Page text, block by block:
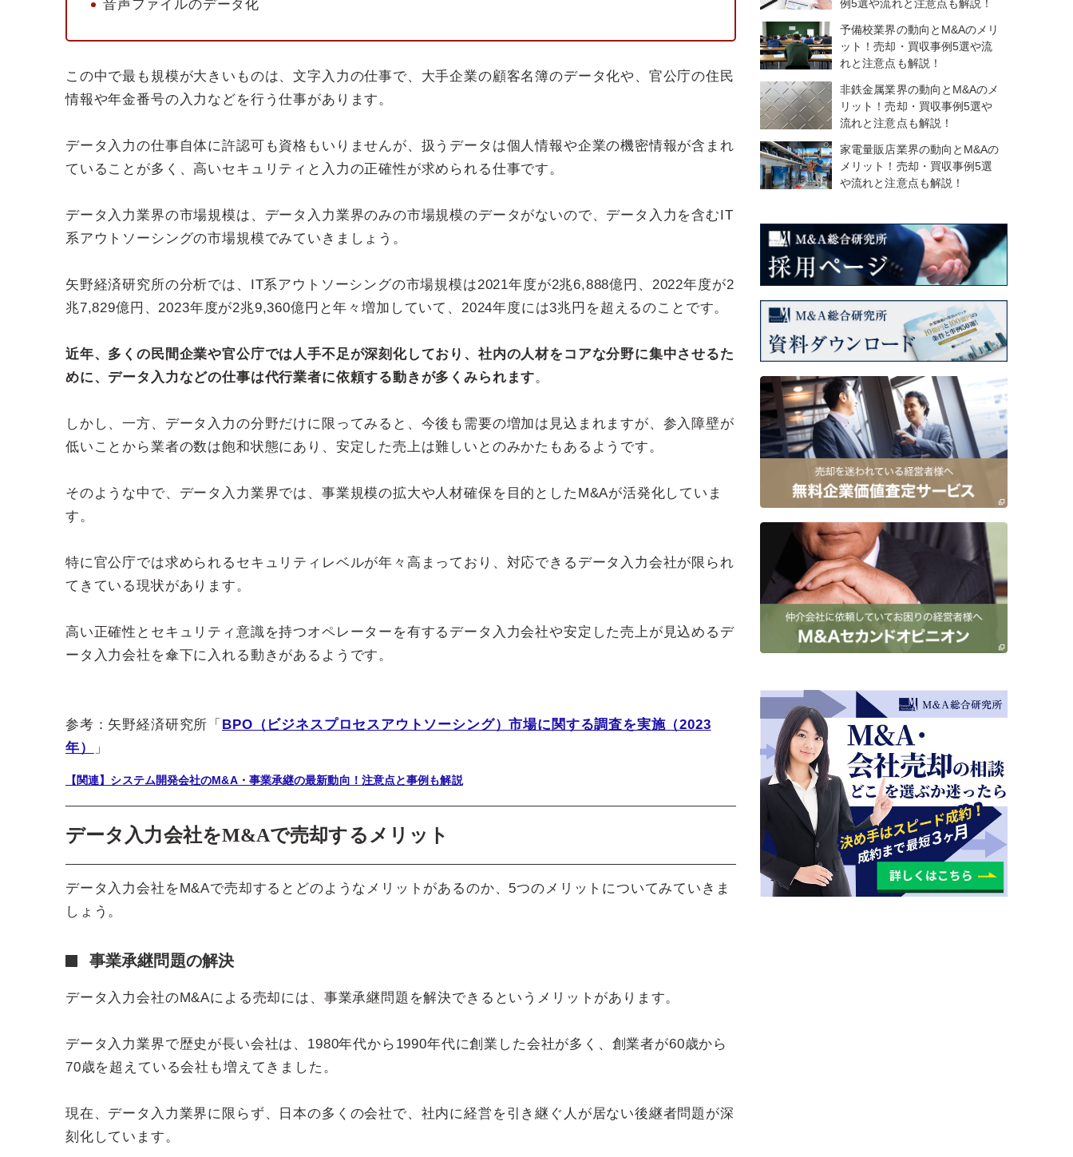
音声ファイルのデータ化
この中で最も規模が大きいものは、文字入力の仕事で、大手企業の顧客名簿のデータ化や、官公庁の住民
情報や年金番号の入力などを行う仕事があります。
データ入力の仕事自体に許認可も資格もいりませんが、扱うデータは個人情報や企業の機密情報が含まれ
ていることが多く、高いセキュリティと入力の正確性が求められる仕事です。
データ入力業界の市場規模は、データ入力業界のみの市場規模のデータがないので、データ入力を含むIT
系アウトソーシングの市場規模でみていきましょう。
矢野経済研究所の分析では、IT系アウトソーシングの市場規模は2021年度が2兆6,888億円、2022年度が2
兆7,829億円、2023年度が2兆9,360億円と年々増加していて、2024年度には3兆円を超えるのことです。
近年、多くの民間企業や官公庁では人手不足が深刻化しており、社内の人材をコアな分野に集中させるた
めに、データ入力などの仕事は代行業者に依頼する動きが多くみられます。
しかし、一方、データ入力の分野だけに限ってみると、今後も需要の増加は見込まれますが、参入障壁が
低いことから業者の数は飽和状態にあり、安定した売上は難しいとのみかたもあるようです。
そのような中で、データ入力業界では、事業規模の拡大や人材確保を目的としたM&Aが活発化していま
す。
特に官公庁では求められるセキュリティレベルが年々高まっており、対応できるデータ入力会社が限られ
てきている現状があります。
高い正確性とセキュリティ意識を持つオペレーターを有するデータ入力会社や安定した売上が見込めるデ
ータ入力会社を傘下に入れる動きがあるようです。
参考：矢野経済研究所「 BPO（ビジネスプロセスアウトソーシング）市場に関する調査を実施（2023
年）
」
【関連】システム開発会社のM&A・事業承継の最新動向！注意点と事例も解説
データ入力会社をM&Aで売却するメリット
データ入力会社をM&Aで売却するとどのようなメリットがあるのか、5つのメリットについてみていきま
しょう。
事業承継問題の解決
データ入力会社のM&Aによる売却には、事業承継問題を解決できるというメリットがあります。
データ入力業界で歴史が長い会社は、1980年代から1990年代に創業した会社が多く、創業者が60歳から
70歳を超えている会社も増えてきました。
現在、データ入力業界に限らず、日本の多くの会社で、社内に経営を引き継ぐ人が居ない後継者問題が深
刻化しています。
例5選や流れと注意点も解説！
予備校業界の動向とM&Aのメリ
ット！売却・買収事例5選や流
れと注意点も解説！
非鉄金属業界の動向とM&Aのメ
リット！売却・買収事例5選や
流れと注意点も解説！
家電量販店業界の動向とM&Aの
メリット！売却・買収事例5選
や流れと注意点も解説！